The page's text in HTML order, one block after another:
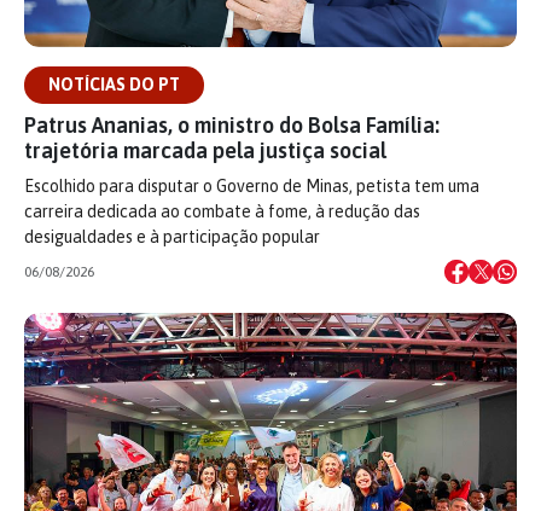
NOTÍCIAS DO PT
Patrus Ananias, o ministro do Bolsa Família:
trajetória marcada pela justiça social
Escolhido para disputar o Governo de Minas, petista tem uma
carreira dedicada ao combate à fome, à redução das
desigualdades e à participação popular
06/08/2026